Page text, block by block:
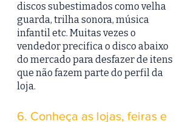
discos subestimados como velha
guarda, trilha sonora, música
infantil etc. Muitas vezes o
vendedor precifica o disco abaixo
do mercado para desfazer de itens
que não fazem parte do perfil da
loja.
6. Conheça as lojas, feiras e